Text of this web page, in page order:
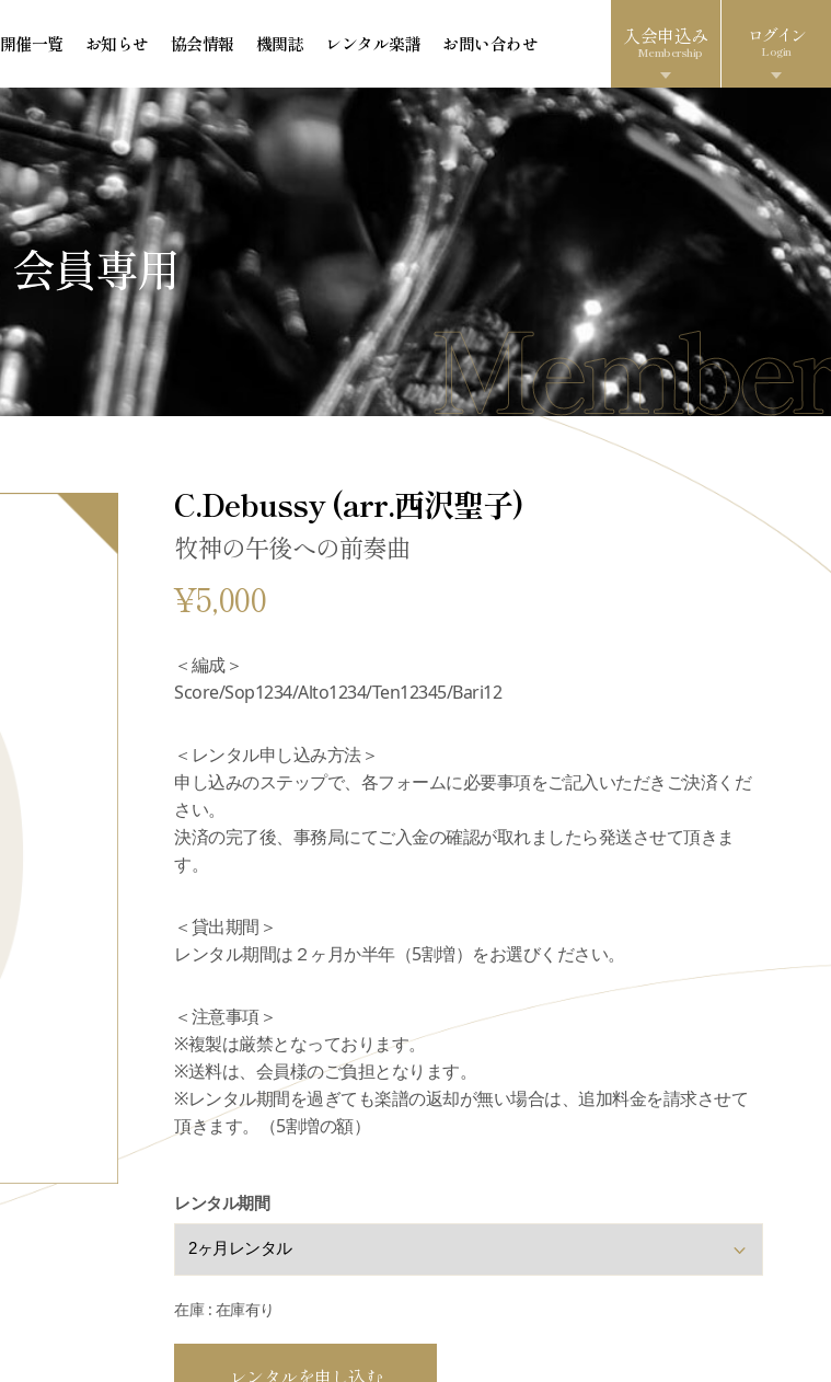
開催一覧 お知らせ 協会情報 機関誌 レンタル楽譜 お問い合わせ 入会申込み
Membership
ログイン
Login
会員専用
C.Debussy (arr.西沢聖子)
牧神の午後への前奏曲
¥5,000
＜編成＞
Score/Sop1234/Alto1234/Ten12345/Bari12
＜レンタル申し込み方法＞
申し込みのステップで、各フォームに必要事項をご記入いただきご決済くだ
さい。
決済の完了後、事務局にてご入金の確認が取れましたら発送させて頂きま
す。
＜貸出期間＞
レンタル期間は２ヶ月か半年（5割増）をお選びください。
＜注意事項＞
※複製は厳禁となっております。
※送料は、会員様のご負担となります。
※レンタル期間を過ぎても楽譜の返却が無い場合は、追加料金を請求させて
頂きます。（5割増の額）
レンタル期間
在庫 : 在庫有り